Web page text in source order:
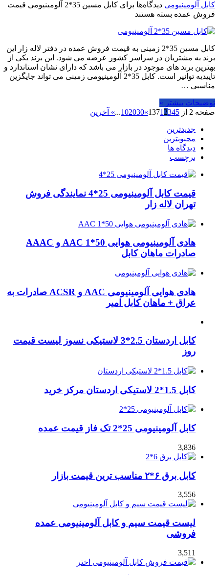
کابل آلومینیومی دیدگاه‌ها
برای کابل مسین 35*2 آلومینیومی قیمت
فروش عمده بسته هستند
کابل مسین 35*2 زمینی به قیمت فروش عمده در دفتر لاله زار این
برند به مشتریان در سراسر کشور عرضه می شود. این برند یکی از
بهترین برند های موجود در بازار می باشد که دارای نشان استاندارد و
تاییدیه توانیر است. کابل 35*2 آلومینیومی زمینی می تواند جایگزین
مناسبی …
توضیحات بیشتر »
صفحه 2 از 137
1 2345
»
102030
...» آخرین
جدیدترین
محبوبترین
دیدگاه ها
برچسب
قیمت کابل آلومینیومی 25*4 نمایندگی فروش
تهران لاله زار
هادی آلومینیومی هوایی 50*1 AAC و AAAC
صادرات ماهان کابل
هادی هوایی آلومینیومی AAC و ACSR صادرات به
عراق + ماهان کابل امیر
کابل اردستان 2.5*3 لاستیکی نسوز لیست قیمت
روز
کابل 1.5*2 لاستیکی اردستان مرکز خرید
کابل آلومینیومی 25*2 تک فاز قیمت عمده
3,836
کابل برق ۶*۲ مناسب ترین قیمت بازار
3,556
لیست قیمت سیم و کابل آلومینیومی عمده
فروشی
3,511